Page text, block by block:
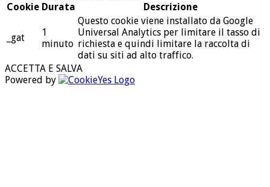
Cookie Durata Descrizione
_gat
1
minuto
Questo cookie viene installato da Google
Universal Analytics per limitare il tasso di
richiesta e quindi limitare la raccolta di
dati su siti ad alto traffico.
ACCETTA E SALVA
Powered by